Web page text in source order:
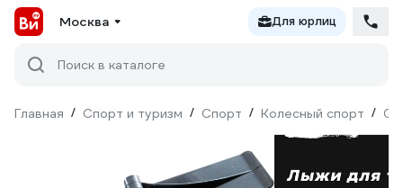
Москва Для юрлиц
Поиск в каталоге
Главная / Спорт и туризм / Спорт / Колесный спорт /